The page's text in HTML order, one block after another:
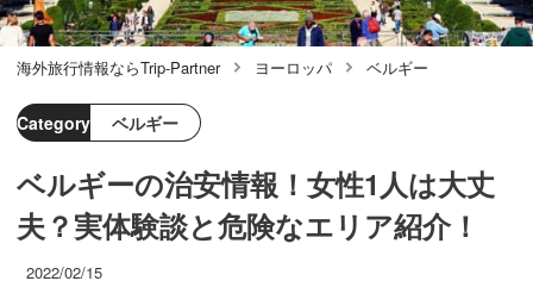
海外旅行情報ならTrip-Partner ヨーロッパ ベルギー
Category ベルギー
ベルギーの治安情報！女性1人は大丈
夫？実体験談と危険なエリア紹介！
2022/02/15